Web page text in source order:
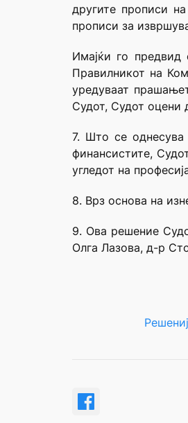
другите прописи
прописи за
Имајќи го
Правилникот на
уредуваат
Судот, Судот оцени
7. Што се однесува
финансистите,
угледот на
8. Врз основа на
9. Ова решение
Олга Лазова, д-р